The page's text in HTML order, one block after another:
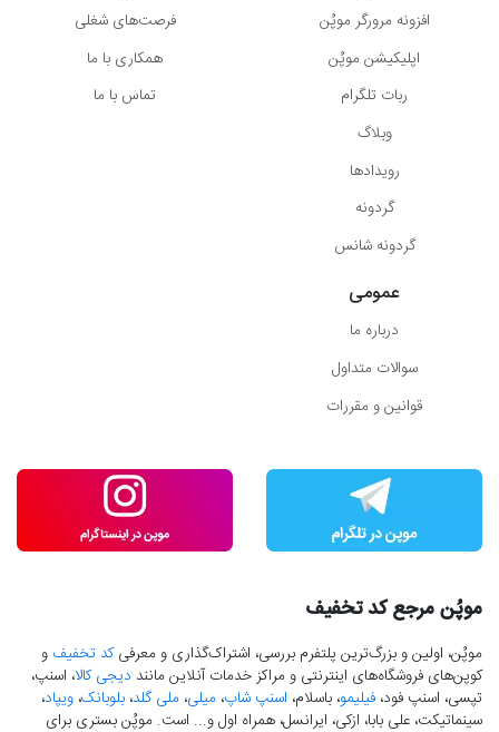
افزونه مرورگر موپُن
اپلیکیشن موپُن
ربات تلگرام
وبلاگ
رویدادها
گردونه
گردونه شانس
فرصت‌های شغلی
همکاری با ما
تماس با ما
عمومی
درباره ما
سوالات متداول
قوانین و مقررات
موپُن مرجع کد تخفیف
موپُن، اولین و بزرگ‌ترین پلتفرم بررسی، اشتراک‌گذاری و معرفیکد تخفیف و
کوپن‌های فروشگاه‌های اینترنتی و مراکز خدمات آنلاین مانند دیجی کالا، اسنپ،
تپسی، اسنپ فود، فیلیمو، باسلام، اسنپ شاپ، میلی، ملی گلد، بلوبانک، ویپاد،
سینماتیکت، علی بابا، ازکی، ایرانسل، همراه اول و... است. موپُن بستری برای